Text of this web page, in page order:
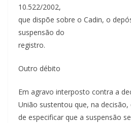
10.522/2002,
que dispõe sobre o Cadin, o
suspensão do
registro.
Outro débito
Em agravo interposto contra a
União sustentou que, na
de especificar que a suspensão se